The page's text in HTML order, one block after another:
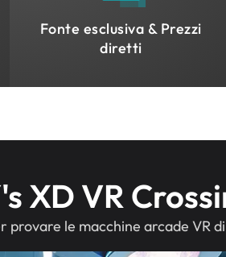
Fonte esclusiva & Prezzi
diretti
XD VR
le macchine arcade VR